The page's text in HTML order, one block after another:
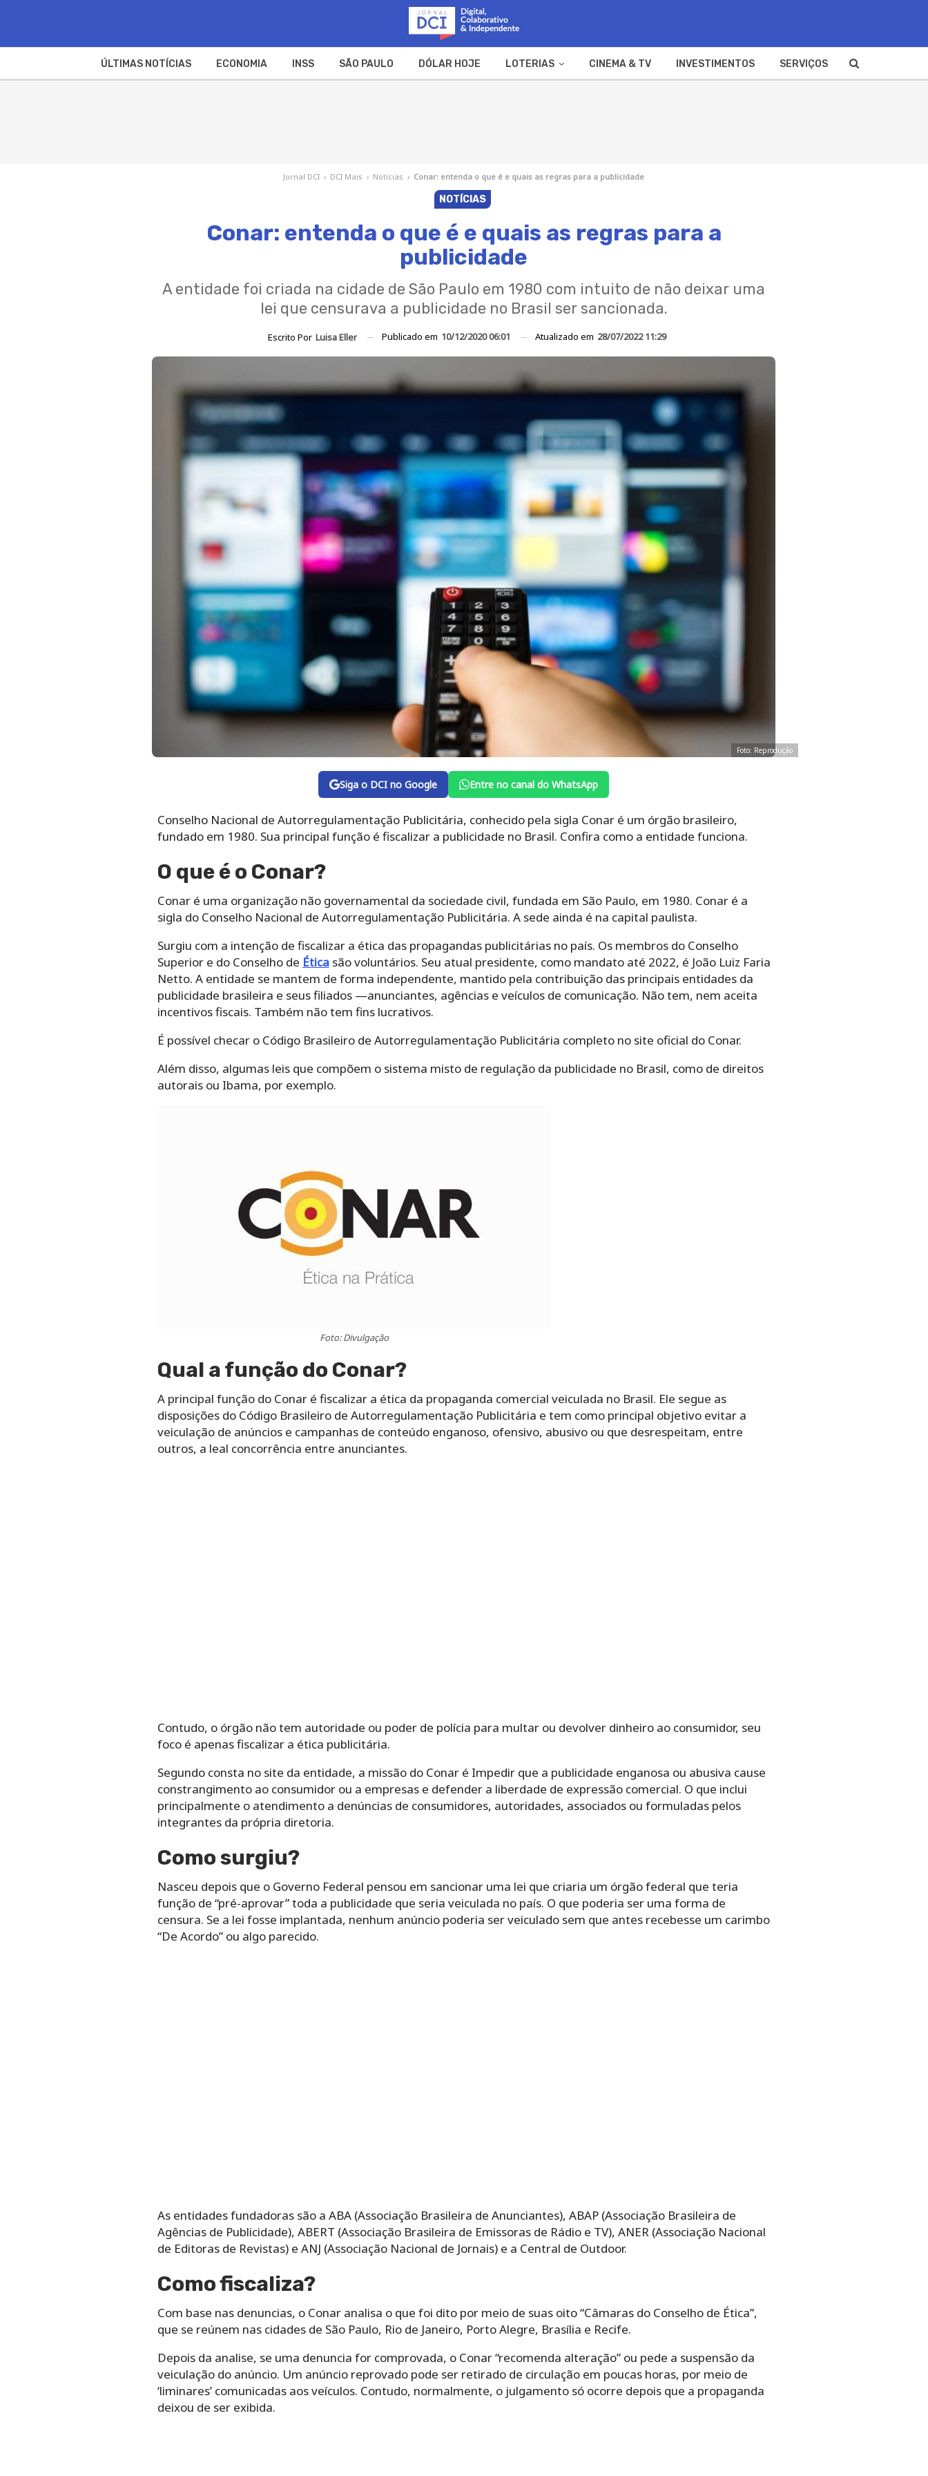
ÚLTIMAS NOTÍCIAS ECONOMIA INSS SÃO PAULO DÓLAR HOJE LOTERIAS CINEMA & TV INVESTIMENTOS SERVIÇOS
Jornal DCI › DCI Mais › Notícias › Conar: entenda o que é e quais as regras para a publicidade
NOTÍCIAS
Conar: entenda o que é e quais as regras para a
publicidade
A entidade foi criada na cidade de São Paulo em 1980 com intuito de não deixar uma
lei que censurava a publicidade no Brasil ser sancionada.
Escrito Por Luisa Eller Publicado em 10/12/2020 06:01 Atualizado em 28/07/2022 11:29
Foto: Reprodução
Siga o DCI no Google Entre no canal do WhatsApp
Conselho Nacional de Autorregulamentação Publicitária, conhecido pela sigla Conar é um órgão brasileiro,
fundado em 1980. Sua principal função é fiscalizar a publicidade no Brasil. Confira como a entidade funciona.
O que é o Conar?
Conar é uma organização não governamental da sociedade civil, fundada em São Paulo, em 1980. Conar é a
sigla do Conselho Nacional de Autorregulamentação Publicitária. A sede ainda é na capital paulista.
Surgiu com a intenção de fiscalizar a ética das propagandas publicitárias no país. Os membros do Conselho
Superior e do Conselho de Éticasão voluntários. Seu atual presidente, como mandato até 2022, é João Luiz Faria
Netto. A entidade se mantem de forma independente, mantido pela contribuição das principais entidades da
publicidade brasileira e seus filiados —anunciantes, agências e veículos de comunicação. Não tem, nem aceita
incentivos fiscais. Também não tem fins lucrativos.
É possível checar o Código Brasileiro de Autorregulamentação Publicitária completo no site oficial do Conar.
Além disso, algumas leis que compõem o sistema misto de regulação da publicidade no Brasil, como de direitos
autorais ou Ibama, por exemplo.
Foto: Divulgação
Qual a função do Conar?
A principal função do Conar é fiscalizar a ética da propaganda comercial veiculada no Brasil. Ele segue as
disposições do Código Brasileiro de Autorregulamentação Publicitária e tem como principal objetivo evitar a
veiculação de anúncios e campanhas de conteúdo enganoso, ofensivo, abusivo ou que desrespeitam, entre
outros, a leal concorrência entre anunciantes.
Contudo, o órgão não tem autoridade ou poder de polícia para multar ou devolver dinheiro ao consumidor, seu
foco é apenas fiscalizar a ética publicitária.
Segundo consta no site da entidade, a missão do Conar é Impedir que a publicidade enganosa ou abusiva cause
constrangimento ao consumidor ou a empresas e defender a liberdade de expressão comercial. O que inclui
principalmente o atendimento a denúncias de consumidores, autoridades, associados ou formuladas pelos
integrantes da própria diretoria.
Como surgiu?
Nasceu depois que o Governo Federal pensou em sancionar uma lei que criaria um órgão federal que teria
função de “pré-aprovar” toda a publicidade que seria veiculada no país. O que poderia ser uma forma de
censura. Se a lei fosse implantada, nenhum anúncio poderia ser veiculado sem que antes recebesse um carimbo
“De Acordo” ou algo parecido.
As entidades fundadoras são a ABA (Associação Brasileira de Anunciantes), ABAP (Associação Brasileira de
Agências de Publicidade), ABERT (Associação Brasileira de Emissoras de Rádio e TV), ANER (Associação Nacional
de Editoras de Revistas) e ANJ (Associação Nacional de Jornais) e a Central de Outdoor.
Como fiscaliza?
Com base nas denuncias, o Conar analisa o que foi dito por meio de suas oito “Câmaras do Conselho de Ética”,
que se reúnem nas cidades de São Paulo, Rio de Janeiro, Porto Alegre, Brasília e Recife.
Depois da analise, se uma denuncia for comprovada, o Conar “recomenda alteração” ou pede a suspensão da
veiculação do anúncio. Um anúncio reprovado pode ser retirado de circulação em poucas horas, por meio de
‘liminares’ comunicadas aos veículos. Contudo, normalmente, o julgamento só ocorre depois que a propaganda
deixou de ser exibida.